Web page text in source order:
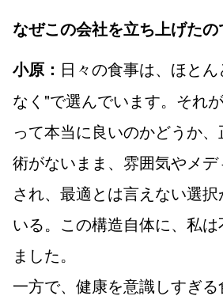
なぜこの会社を立ち上げたの
小原： 日々の食事は、ほと
なく"で選んでいます。それ
って本当に良いのかどうか
術がないまま、雰囲気やメ
され、最適とは言えない選
いる。この構造自体に、私
ました。
一方で、健康を意識しすぎる